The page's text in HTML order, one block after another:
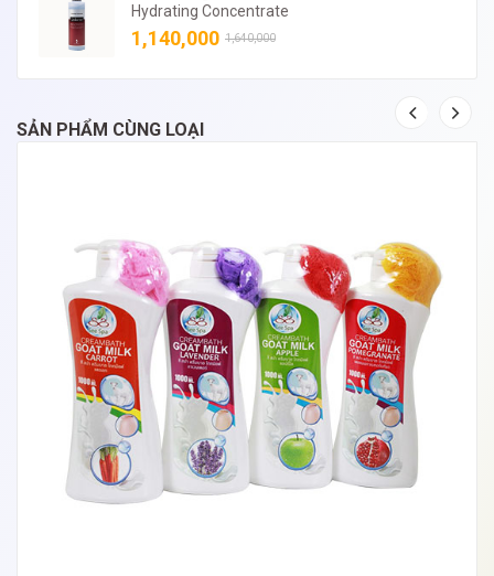
Hydrating Concentrate
1,140,000 1,640,000
SẢN PHẨM CÙNG LOẠI